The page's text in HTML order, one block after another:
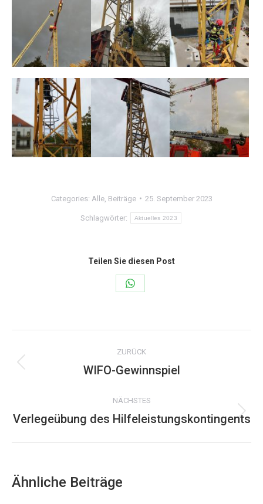
Categories: Alle, Beiträge 25. September 2023
Schlagwörter: Aktuelles 2023
Teilen Sie diesen Post
Share
Kommentarnavigation
ZURÜCK
Vorheriger
WIFO-Gewinnspiel
NÄCHSTES
Nächster
Verlegeübung des Hilfeleistungskontingents
Ähnliche Beiträge